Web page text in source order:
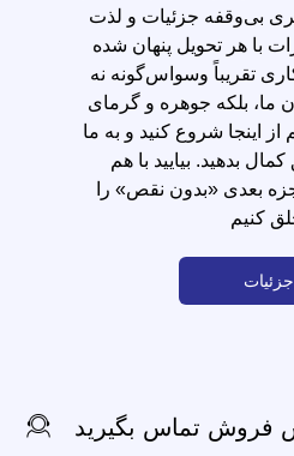
بی‌وقفه جزئیات و لذت
با هر تحویل پنهان شده
تقریباً وسواس‌گونه نه
ما، بلکه جوهره و گرمای
از اینجا شروع کنید و به ما
بدهید. بیایید با هم
بعدی «بدون نقص» را
جزئیات
فروش تماس بگیرید